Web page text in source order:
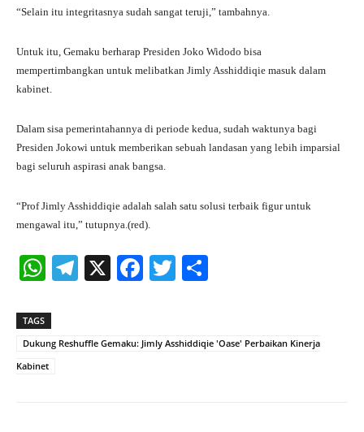
“Selain itu integritasnya sudah sangat teruji,” tambahnya.
Untuk itu, Gemaku berharap Presiden Joko Widodo bisa
mempertimbangkan untuk melibatkan Jimly Asshiddiqie masuk dalam
kabinet.
Dalam sisa pemerintahannya di periode kedua, sudah waktunya bagi
Presiden Jokowi untuk memberikan sebuah landasan yang lebih imparsial
bagi seluruh aspirasi anak bangsa.
“Prof Jimly Asshiddiqie adalah salah satu solusi terbaik figur untuk
mengawal itu,” tutupnya.(red).
W
ts
A
pp
Te
a
X
Fa
ok
T
r
TAGS
Dukung Reshuffle Gemaku: Jimly Asshiddiqie 'Oase' Perbaikan Kinerja
Kabinet